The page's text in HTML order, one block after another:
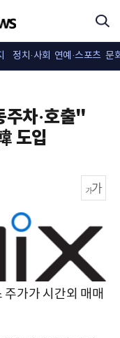
정치·사회 연예·스포츠 문
차·호출"
도입
가가 시간외 매매